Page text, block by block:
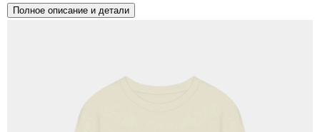
Полное описание и детали